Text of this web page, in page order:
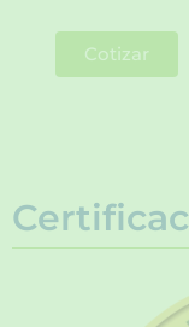
Cotizar